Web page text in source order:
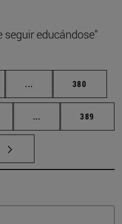
seguir educándose”
... Páginas intermedias
Página
380
... Páginas intermedias
Página
389